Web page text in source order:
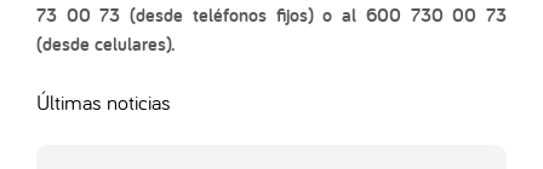
73 00 73 (desde teléfonos fijos) o al 600 730 00 73
(desde celulares).
Últimas noticias